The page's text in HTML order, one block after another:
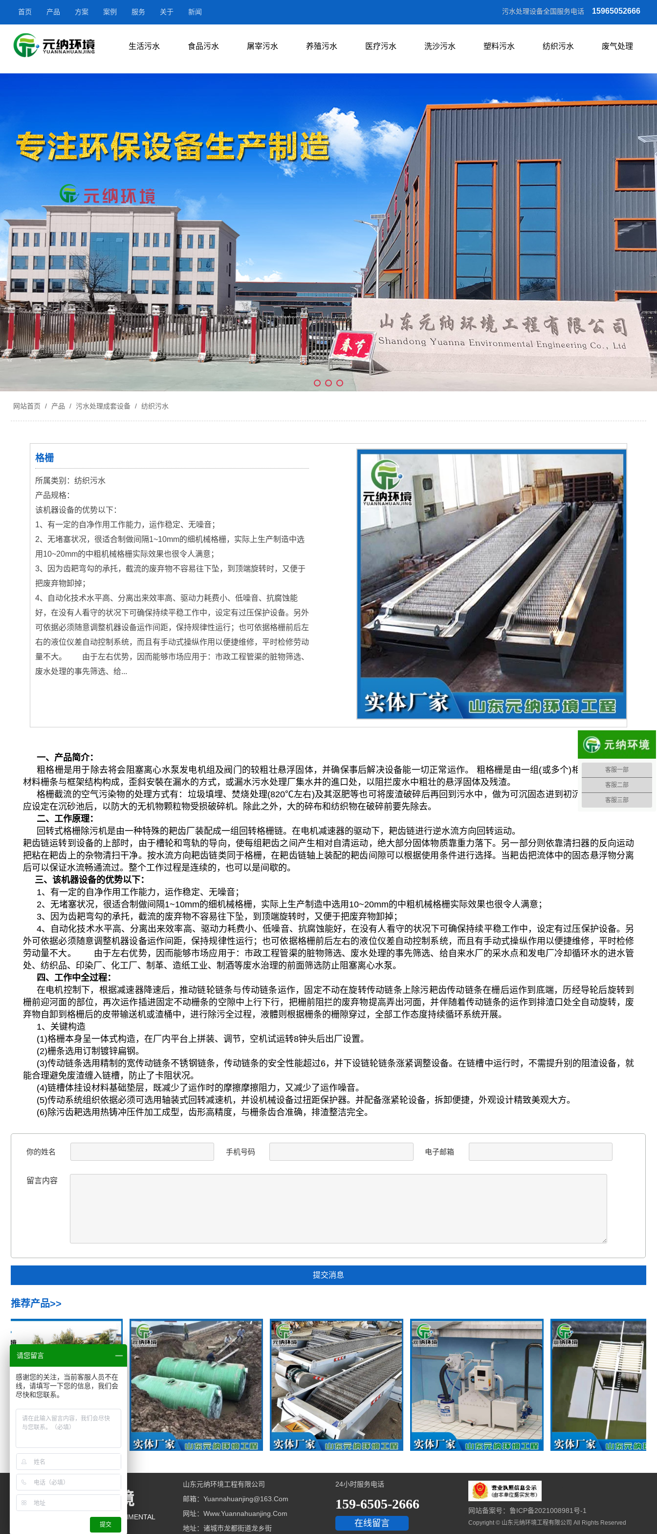
首页 产品 方案 案例 服务 关于 新闻 污水处理设备全国服务电话 15965052666
生活污水 食品污水 屠宰污水 养殖污水 医疗污水 洗沙污水 塑料污水 纺织污水 废气处理
网站首页 / 产品 / 污水处理成套设备 / 纺织污水
格栅
所属类别：纺织污水
产品规格：
该机器设备的优势以下：
1、有一定的自净作用工作能力，运作稳定、无噪音；
2、无堵塞状况，很适合制做间隔1~10mm的细机械格栅，实际上生产制造中选
用10~20mm的中粗机械格栅实际效果也很令人满意；
3、因为齿耙弯勾的承托，截流的废弃物不容易往下坠，到顶端旋转时，又便于
把废弃物卸掉；
4、自动化技术水平高、分离出来效率高、驱动力耗费小、低噪音、抗腐蚀能
好，在没有人看守的状况下可确保持续平稳工作中，设定有过压保护设备。另外
可依据必须随意调整机器设备运作间距，保持规律性运行；也可依据格栅前后左
右的液位仪差自动控制系统，而且有手动式操纵作用以便捷维修，平时检修劳动
量不大。 由于左右优势，因而能够市场应用于：市政工程管渠的脏物筛选、
废水处理的事先筛选、给...
一、产品简介：
粗格栅是用于除去将会阻塞离心水泵发电机组及阀门的较粗壮悬浮固体，并确保事后解决设备能一切正常运作。 粗格栅是由一组(或多个)相平行面的金属
材料栅条与框架结构构成，歪斜安裝在漏水的方式，或漏水污水处理厂集水井的進口处，以阻拦废水中粗壮的悬浮固体及残渣。
格栅截流的空气污染物的处理方式有：垃圾填埋、焚烧处理(820℃左右)及其沤肥等也可将废渣破碎后再回到污水中，做为可沉固态进到初沉淤泥。破碎机
应设定在沉砂池后，以防大的无机物颗粒物受损破碎机。除此之外，大的碎布和纺织物在破碎前要先除去。
二、工作原理：
回转式格栅除污机是由一种特殊的耙齿厂装配成一组回转格栅链。在电机减速器的驱动下，耙齿链进行逆水流方向回转运动。
耙齿链运转到设备的上部时，由于槽轮和弯轨的导向，使每组耙齿之间产生相对自清运动，绝大部分固体物质靠重力落下。另一部分则依靠清扫器的反向运动
把粘在耙齿上的杂物清扫干净。按水流方向耙齿链类同于格栅，在耙齿链轴上装配的耙齿间隙可以根据使用条件进行选择。当耙齿把流体中的固态悬浮物分离
后可以保证水流畅通流过。整个工作过程是连续的，也可以是间歇的。
三、该机器设备的优势以下：
1、有一定的自净作用工作能力，运作稳定、无噪音；
2、无堵塞状况，很适合制做间隔1~10mm的细机械格栅，实际上生产制造中选用10~20mm的中粗机械格栅实际效果也很令人满意；
3、因为齿耙弯勾的承托，截流的废弃物不容易往下坠，到顶端旋转时，又便于把废弃物卸掉；
4、自动化技术水平高、分离出来效率高、驱动力耗费小、低噪音、抗腐蚀能好，在没有人看守的状况下可确保持续平稳工作中，设定有过压保护设备。另
外可依据必须随意调整机器设备运作间距，保持规律性运行；也可依据格栅前后左右的液位仪差自动控制系统，而且有手动式操纵作用以便捷维修，平时检修
劳动量不大。 由于左右优势，因而能够市场应用于：市政工程管渠的脏物筛选、废水处理的事先筛选、给自来水厂的采水点和发电厂冷却循环水的进水管
处、纺织品、印染厂、化工厂、制革、造纸工业、制酒等废水治理的前面筛选防止阻塞离心水泵。
四、工作中全过程：
在电机控制下，根据减速器降速后，推动链轮链条与传动链条运作，固定不动在旋转传动链条上除污耙齿传动链条在栅后运作到底端，历经导轮后旋转到
栅前迎河面的部位，再次运作插进固定不动栅条的空隙中上行下行，把栅前阻拦的废弃物提高弄出河面，并伴随着传动链条的运作到排渣口处全自动旋转，废
弃物自卸到格栅后的皮带输送机或渣桶中，进行除污全过程，液體则根据栅条的栅隙穿过，全部工作态度持续循环系统开展。
1、关键构造
(1)格栅本身呈一体式构造，在厂内平台上拼装、调节，空机试运转8钟头后出厂设置。
(2)栅条选用订制镀锌扁钢。
(3)传动链条选用精制的宽传动链条不锈钢链条，传动链条的安全性能超过6，并下设链轮链条涨紧调整设备。在链槽中运行时，不需提升别的阻渣设备，就
能合理避免废渣缠入链槽，防止了卡阻状况。
(4)链槽体挂设材料基础垫层，既减少了运作时的摩擦摩擦阻力，又减少了运作噪音。
(5)传动系统组织依据必须可选用轴装式回转减速机，并设机械设备过扭距保护器。并配备涨紧轮设备，拆卸便捷，外观设计精致美观大方。
(6)除污齿耙选用热铸冲压件加工成型，齿形高精度，与栅条齿合准确，排渣整洁完全。
你的姓名 手机号码 电子邮箱
留言内容
推荐产品>>
体化污水处理设备
元纳环境
YUAN NA ENVIRONMENTAL
山东元纳环境工程有限公司
邮箱：yuannahuanjing@163.com
网址：www.yuannahuanjing.com
地址：诸城市龙都街道龙乡街
24小时服务电话
159-6505-2666
在线留言
网站备案号：鲁ICP备2021008981号-1
Copyright © 山东元纳环境工程有限公司 All Rights Reserved
客服一部
客服二部
客服三部
请您留言
感谢您的关注，当前客服人员不在
线，请填写一下您的信息，我们会
尽快和您联系。
提交